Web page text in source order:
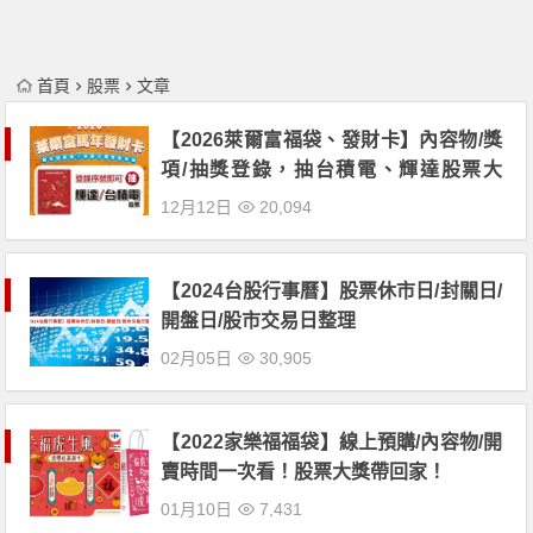
首頁 股票 文章
【2026萊爾富福袋、發財卡】內容物/獎
項/抽獎登錄，抽台積電、輝達股票大
獎！中獎名單一起看
12月12日 20,094
【2024台股行事曆】股票休市日/封關日/
開盤日/股市交易日整理
02月05日 30,905
【2022家樂福福袋】線上預購/內容物/開
賣時間一次看！股票大獎帶回家！
01月10日 7,431